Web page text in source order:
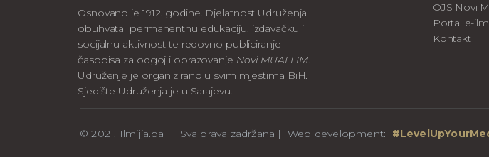
Osnovano je 1912. godine. Djelatnost Udruženja
obuhvata permanentnu edukaciju, izdavačku i
socijalnu aktivnost te redovno publiciranje
časopisa za odgoj i obrazovanje Novi MUALLIM.
Udruženje je organizirano u svim mjestima BiH.
Sjedište Udruženja je u Sarajevu.
OJS Novi
Portal e-
Kontakt
© 2021. Ilmijja.ba | Sva prava zadržana | Web development: